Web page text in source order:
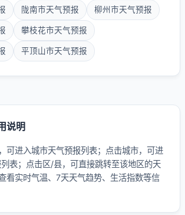
陇南市天气预报 柳州市天气预报
攀枝花市天气预报
平顶山市天气预报
说明
可进入城市天气预报列表；点击城市，可进
表；点击区/县，可直接跳转至该地区的天
看实时气温、7天天气趋势、生活指数等信